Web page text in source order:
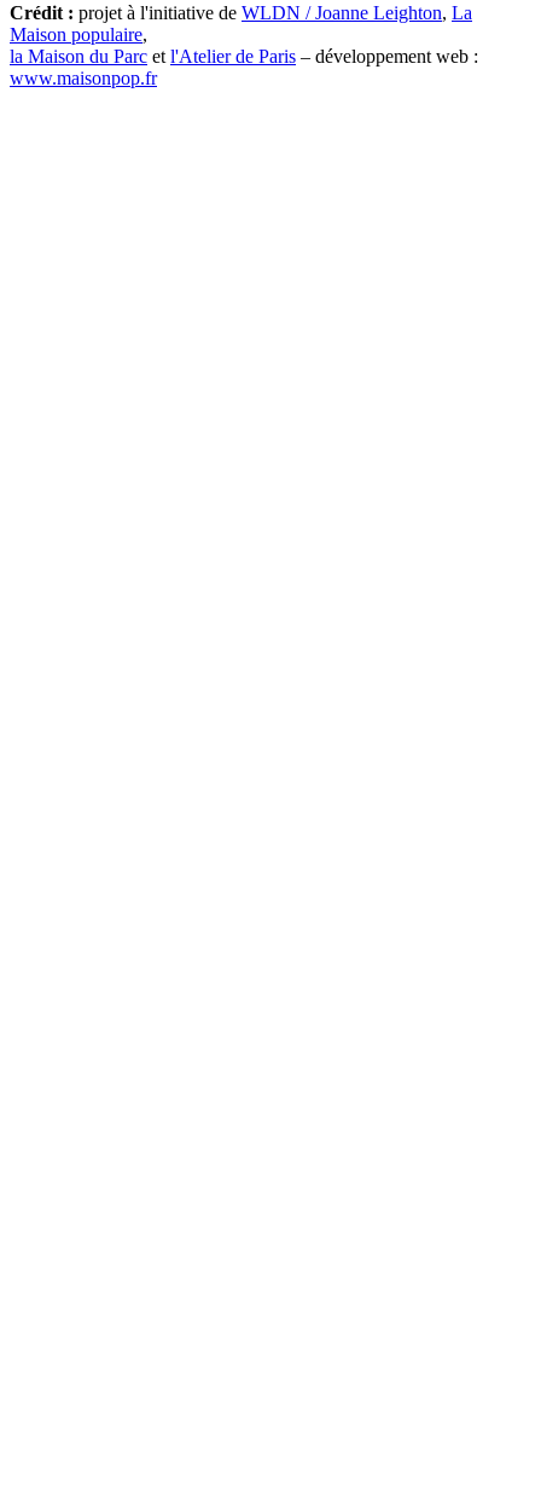
Crédit : projet à l'initiative de WLDN / Joanne Leighton, La
Maison populaire,
la Maison du Parc et l'Atelier de Paris – développement web :
www.maisonpop.fr